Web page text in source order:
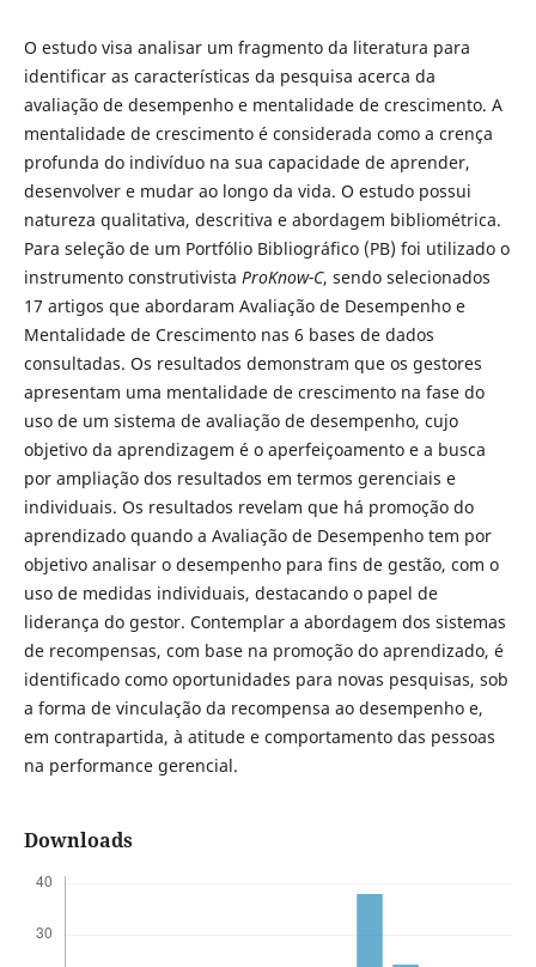
O estudo visa analisar um fragmento da literatura para
identificar as características da pesquisa acerca da
avaliação de desempenho e mentalidade de crescimento. A
mentalidade de crescimento é considerada como a crença
profunda do indivíduo na sua capacidade de aprender,
desenvolver e mudar ao longo da vida. O estudo possui
natureza qualitativa, descritiva e abordagem bibliométrica.
Para seleção de um Portfólio Bibliográfico (PB) foi utilizado o
instrumento construtivista ProKnow-C, sendo selecionados
17 artigos que abordaram Avaliação de Desempenho e
Mentalidade de Crescimento nas 6 bases de dados
consultadas. Os resultados demonstram que os gestores
apresentam uma mentalidade de crescimento na fase do
uso de um sistema de avaliação de desempenho, cujo
objetivo da aprendizagem é o aperfeiçoamento e a busca
por ampliação dos resultados em termos gerenciais e
individuais. Os resultados revelam que há promoção do
aprendizado quando a Avaliação de Desempenho tem por
objetivo analisar o desempenho para fins de gestão, com o
uso de medidas individuais, destacando o papel de
liderança do gestor. Contemplar a abordagem dos sistemas
de recompensas, com base na promoção do aprendizado, é
identificado como oportunidades para novas pesquisas, sob
a forma de vinculação da recompensa ao desempenho e,
em contrapartida, à atitude e comportamento das pessoas
na performance gerencial.
Downloads